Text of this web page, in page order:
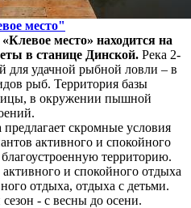
место"
место» находится на
в станице Динской. Река 2-
для удачной рыбной ловли – в
рыб. Территория базы
в окружении пышной
скромные условия
активного и спокойного
территорию.
и спокойного отдыха
отдыха, отдыха с детьми.
- с весны до осени.